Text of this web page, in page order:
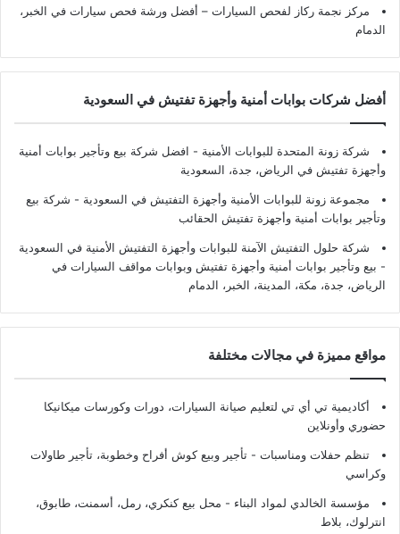
مركز نجمة ركاز لفحص السيارات – أفضل ورشة فحص سيارات في الخبر،
الدمام
أفضل شركات بوابات أمنية وأجهزة تفتيش في السعودية
شركة زونة المتحدة للبوابات الأمنية - افضل شركة بيع وتأجير بوابات أمنية
وأجهزة تفتيش في الرياض، جدة، السعودية
مجموعة زونة للبوابات الأمنية وأجهزة التفتيش في السعودية - شركة بيع
وتأجير بوابات أمنية وأجهزة تفتيش الحقائب
شركة حلول التفتيش الآمنة للبوابات وأجهزة التفتيش الأمنية في السعودية
- بيع وتأجير بوابات أمنية وأجهزة تفتيش وبوابات مواقف السيارات في
الرياض، جدة، مكة، المدينة، الخبر، الدمام
مواقع مميزة في مجالات مختلفة
أكاديمية تي أي تي لتعليم صيانة السيارات، دورات وكورسات ميكانيكا
حضوري وأونلاين
تنظم حفلات ومناسبات - تأجير وبيع كوش أفراح وخطوبة، تأجير طاولات
وكراسي
مؤسسة الخالدي لمواد البناء - محل بيع كنكري، رمل، أسمنت، طابوق،
انترلوك، بلاط